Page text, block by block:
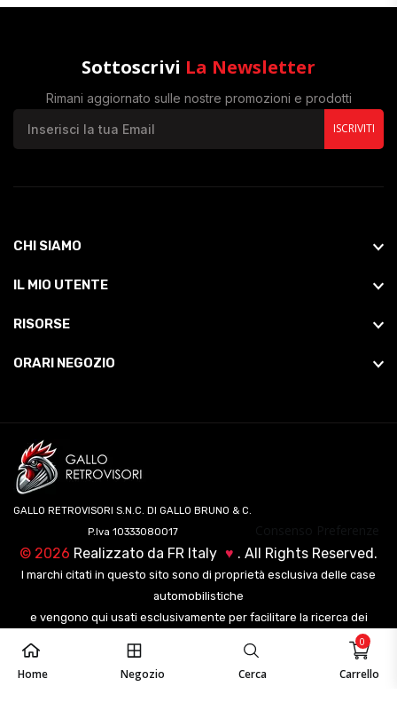
Home Negozio Cerca Carrello
0
Sottoscrivi La Newsletter
Rimani aggiornato sulle nostre promozioni e prodotti
ISCRIVITI
CHI SIAMO
IL MIO UTENTE
RISORSE
ORARI NEGOZIO
GALLO RETROVISORI S.N.C. DI GALLO BRUNO & C.
P.Iva 10333080017
© 2026 Realizzato da FR Italy ♥ . All Rights Reserved.
I marchi citati in questo sito sono di proprietà esclusiva delle case
automobilistiche
e vengono qui usati esclusivamente per facilitare la ricerca dei